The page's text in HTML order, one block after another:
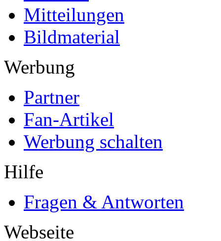
Mitteilungen
Bildmaterial
Werbung
Partner
Fan-Artikel
Werbung schalten
Hilfe
Fragen & Antworten
Webseite